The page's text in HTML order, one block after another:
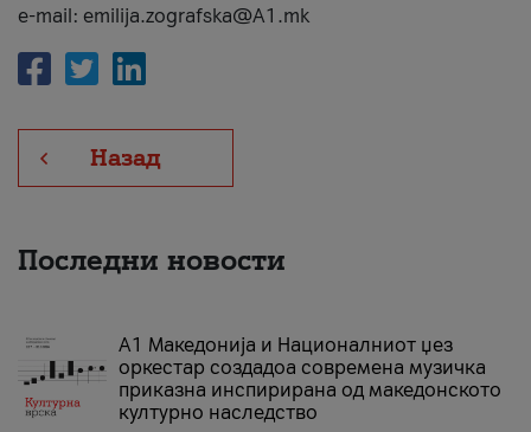
e-mail: emilija.zografska@A1.mk
Назад
Последни новости
А1 Македонија и Националниот џез
оркестар создадоа современа музичка
приказна инспирирана од македонското
културно наследство